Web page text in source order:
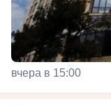
вчера в 15:00